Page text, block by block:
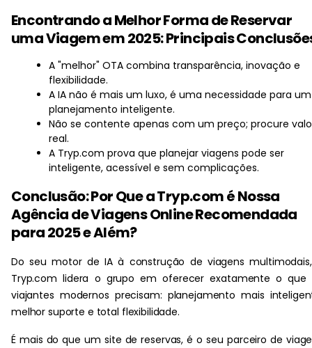
Encontrando a Melhor Forma de Reservar
uma Viagem em 2025: Principais
A "melhor" OTA combina transparência, inovação e
flexibilidade.
A IA não é mais um luxo, é uma necessidade para um
planejamento inteligente.
Não se contente apenas com um preço; procure
real.
A Tryp.com prova que planejar viagens pode ser
inteligente, acessível e sem complicações.
Conclusão: Por Que a Tryp.com é Nossa
Agência de Viagens Online Recomendada
para 2025 e Além?
Do seu motor de IA à construção de viagens
Tryp.com lidera o grupo em oferecer exatamente o que
viajantes modernos precisam: planejamento mais
melhor suporte e total flexibilidade.
É mais do que um site de reservas, é o seu parceiro de